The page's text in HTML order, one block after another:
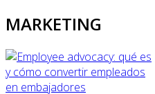
MARKETING